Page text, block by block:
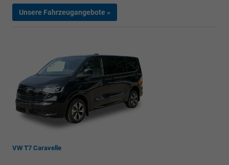
Unsere Fahrzeugangebote »
VW T7 Caravelle